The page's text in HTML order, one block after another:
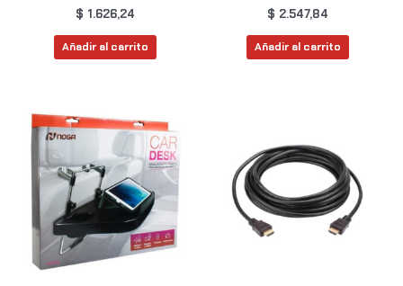
$ 1.626,24
Añadir al carrito
$ 2.547,84
Añadir al carrito